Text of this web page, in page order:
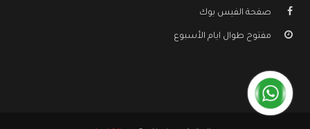
صفحة الفيس بوك
مفتوح طوال ايام الأسبوع